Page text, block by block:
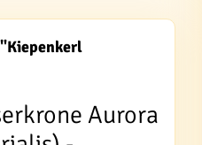
Aurora